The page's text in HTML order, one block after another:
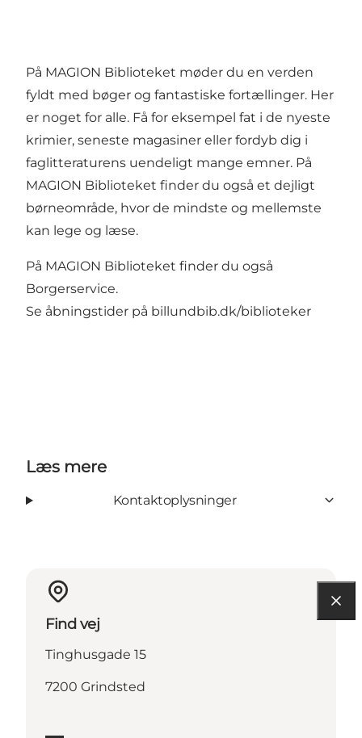
På MAGION Biblioteket møder du en verden
fyldt med bøger og fantastiske fortællinger. Her
er noget for alle. Få for eksempel fat i de nyeste
krimier, seneste magasiner eller fordyb dig i
faglitteraturens uendeligt mange emner. På
MAGION Biblioteket finder du også et dejligt
børneområde, hvor de mindste og mellemste
kan lege og læse.
På MAGION Biblioteket finder du også
Borgerservice.
Se åbningstider på billundbib.dk/biblioteker
Læs mere
Kontaktoplysninger
Find vej
Tinghusgade 15
7200 Grindsted